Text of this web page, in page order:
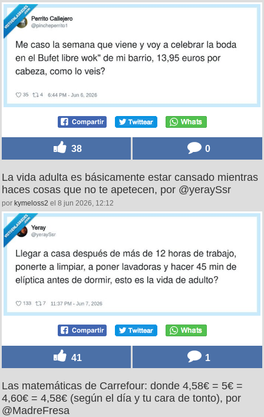
38 0
La vida adulta es básicamente estar cansado mientras
haces cosas que no te apetecen, por @yeraySsr
por kymeloss2 el 8 jun 2026, 12:12
41 1
Las matemáticas de Carrefour: donde 4,58€ = 5€ =
4,60€ = 4,58€ (según el día y tu cara de tonto), por
@MadreFresa